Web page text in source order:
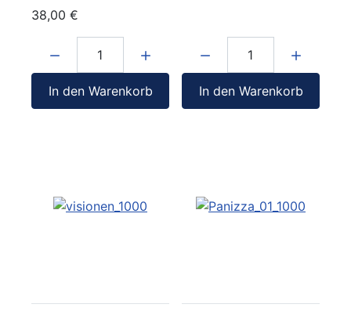
38,00 €
In den Warenkorb In den Warenkorb